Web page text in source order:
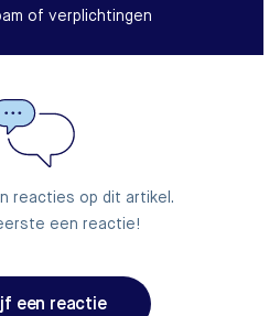
of verplichtingen
reacties op dit artikel.
een reactie!
een reactie